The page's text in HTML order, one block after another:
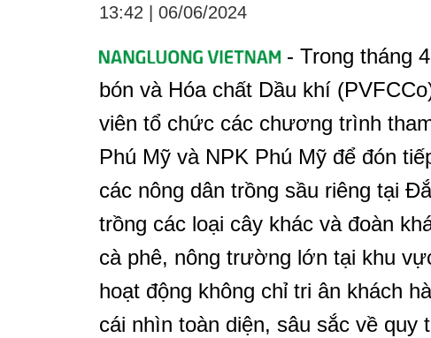
13:42 06/06/2024
- Trong tháng
bón và Hóa chất Dầu khí
viên tổ chức các chương trình
Phú Mỹ và NPK Phú Mỹ để đón
các nông dân trồng sầu riêng tại
trồng các loại cây khác và đoàn
cà phê, nông trường lớn tại khu
hoạt động không chỉ tri ân khách
cái nhìn toàn diện, sâu sắc về quy